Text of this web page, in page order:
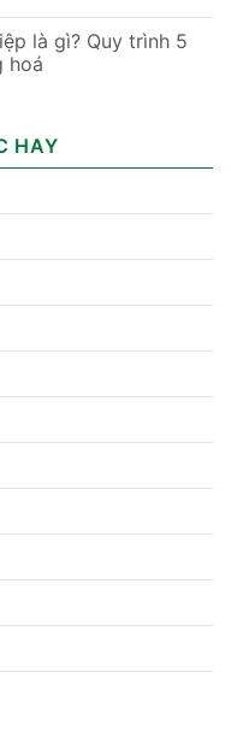
là gì? Quy trình 5
hoá
HAY